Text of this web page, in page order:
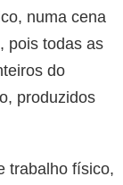
numa cena
pois todas as
do
produzidos
trabalho físico,